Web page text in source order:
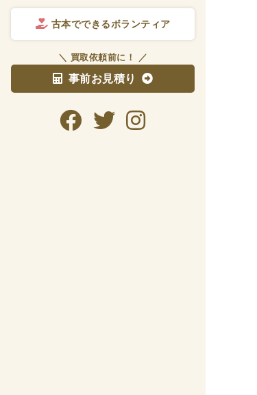
古本でできるボランティア
＼ 買取依頼前に！ ／
事前お見積り